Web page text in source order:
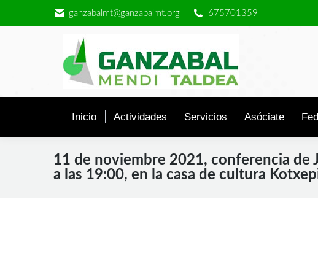
ganzabalmt@ganzabalmt.org 675701359
Inicio Actividades Servicios Asóciate
11 de noviembre 2021, conferencia de
a las 19:00, en la casa de cultura